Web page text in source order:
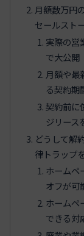
月額数万円
セールスト
実際の営
で大公開
月額や最
る契約期
契約前に
ジリース
どうして解
律トラップ
ホームペ
オフが可
ホームペ
できる対